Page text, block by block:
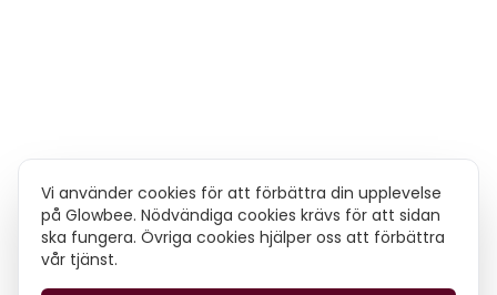
Vi använder cookies för att förbättra din upplevelse
på Glowbee. Nödvändiga cookies krävs för att sidan
ska fungera. Övriga cookies hjälper oss att förbättra
vår tjänst.